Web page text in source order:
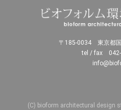
〒185-0034 東京都
tel / fax 042-
(C) bioform architectural design